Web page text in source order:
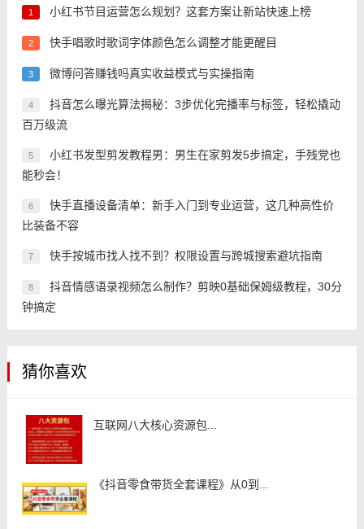
1 小红书节目运营怎么规划？这套方案让新站快速上榜
2 快手唱歌时歌词字体颜色怎么调整才能更醒目
3 微博问答赚钱吗真实收益模式与实操指南
4
抖音怎么曝光算法揭秘：3步优化完播率与标签，轻松撬动
百万级流
5
小红书发型剪发教程男：男生在家剪发5步搞定，手残党也
能秒会！
6
快手直播设备清单：新手入门到专业运营，这几种高性价
比装备不容
7 快手按城市找人找不到？权限设置与跨城搜索避坑指南
8
抖音情感语录视频怎么制作？剪映0基础保姆级教程，30分
钟搞定
猜你喜欢
互联网八大核心资源包...
《抖音零食带货全套课程》从0到...